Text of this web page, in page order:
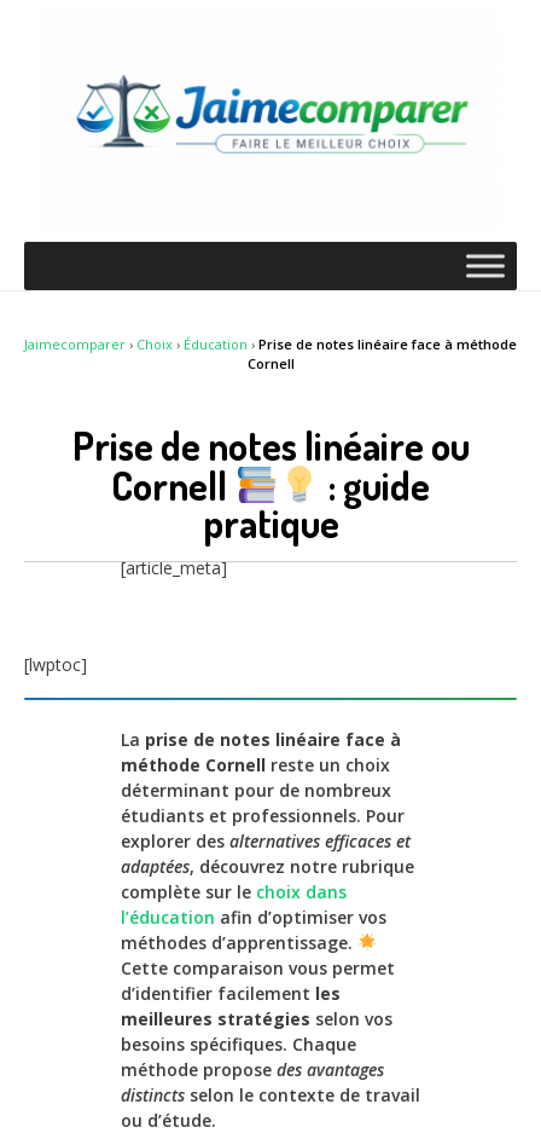
Jaimecomparer › Choix › Éducation › Prise de notes linéaire face à méthode
Cornell
Prise de notes linéaire ou
Cornell
: guide
pratique
[article_meta]
[lwptoc]
La prise de notes linéaire face à
méthode Cornell reste un choix
déterminant pour de nombreux
étudiants et professionnels. Pour
explorer des alternatives efficaces et
adaptées, découvrez notre rubrique
complète sur le choix dans
l’éducation afin d’optimiser vos
méthodes d’apprentissage.
Cette comparaison vous permet
d’identifier facilement les
meilleures stratégies selon vos
besoins spécifiques. Chaque
méthode propose des avantages
distincts selon le contexte de travail
ou d’étude.